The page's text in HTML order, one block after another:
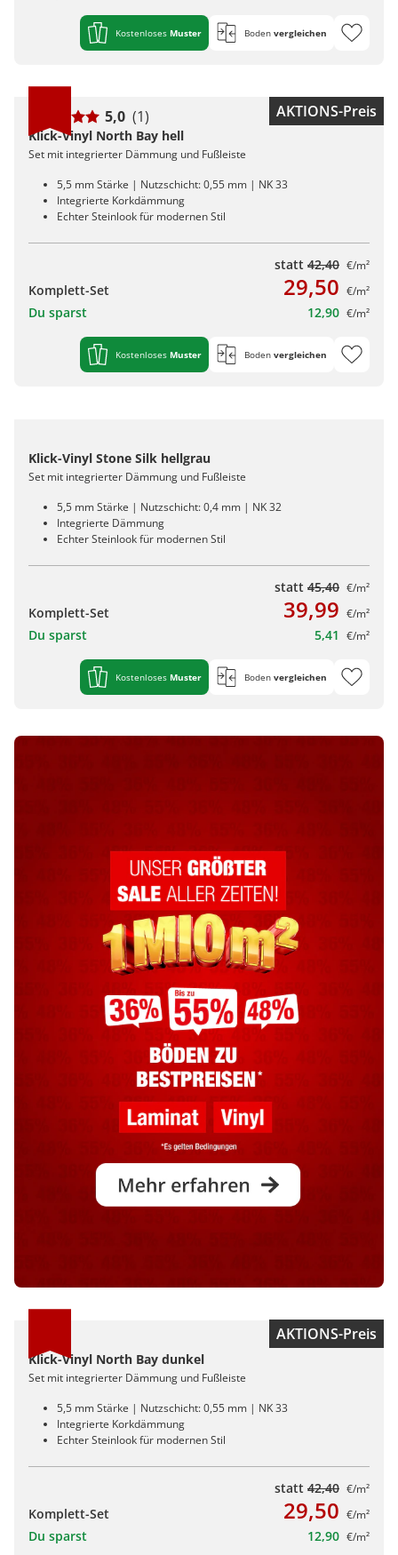
Kostenloses Muster Boden vergleichen
AKTIONS-Preis
5,0 (1)
Klick-Vinyl North Bay hell
Set mit integrierter Dämmung und Fußleiste
5,5 mm Stärke | Nutzschicht: 0,55 mm | NK 33
Integrierte Korkdämmung
Echter Steinlook für modernen Stil
statt 42,40 €/m²
Komplett-Set 29,50 €/m²
Du sparst 12,90 €/m²
Kostenloses Muster Boden vergleichen
Klick-Vinyl Stone Silk hellgrau
Set mit integrierter Dämmung und Fußleiste
5,5 mm Stärke | Nutzschicht: 0,4 mm | NK 32
Integrierte Dämmung
Echter Steinlook für modernen Stil
statt 45,40 €/m²
Komplett-Set 39,99 €/m²
Du sparst 5,41 €/m²
Kostenloses Muster Boden vergleichen
AKTIONS-Preis
Klick-Vinyl North Bay dunkel
Set mit integrierter Dämmung und Fußleiste
5,5 mm Stärke | Nutzschicht: 0,55 mm | NK 33
Integrierte Korkdämmung
Echter Steinlook für modernen Stil
statt 42,40 €/m²
Komplett-Set 29,50 €/m²
Du sparst 12,90 €/m²